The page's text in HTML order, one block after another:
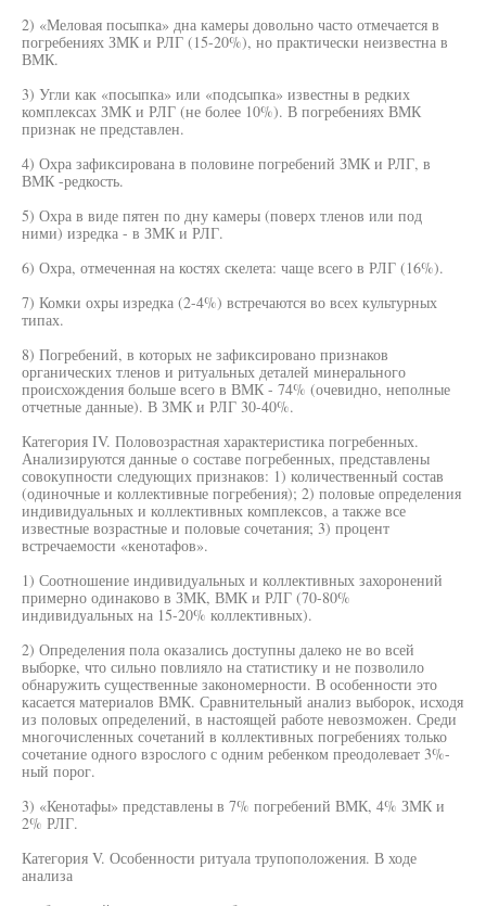
2) «Меловая посыпка» дна камеры довольно часто отмечается в
погребениях ЗМК и РЛГ (15-20%), но практически неизвестна в
ВМК.
3) Угли как «посыпка» или «подсыпка» известны в редких
комплексах ЗМК и РЛГ (не более 10%). В погребениях ВМК
признак не представлен.
4) Охра зафиксирована в половине погребений ЗМК и РЛГ, в
ВМК -редкость.
5) Охра в виде пятен по дну камеры (поверх тленов или под
ними) изредка - в ЗМК и РЛГ.
6) Охра, отмеченная на костях скелета: чаще всего в РЛГ (16%).
7) Комки охры изредка (2-4%) встречаются во всех культурных
типах.
8) Погребений, в которых не зафиксировано признаков
органических тленов и ритуальных деталей минерального
происхождения больше всего в ВМК - 74% (очевидно, неполные
отчетные данные). В ЗМК и РЛГ 30-40%.
Категория IV. Половозрастная характеристика погребенных.
Анализируются данные о составе погребенных, представлены
совокупности следующих признаков: 1) количественный состав
(одиночные и коллективные погребения); 2) половые определения
индивидуальных и коллективных комплексов, а также все
известные возрастные и половые сочетания; 3) процент
встречаемости «кенотафов».
1) Соотношение индивидуальных и коллективных захоронений
примерно одинаково в ЗМК, ВМК и РЛГ (70-80%
индивидуальных на 15-20% коллективных).
2) Определения пола оказались доступны далеко не во всей
выборке, что сильно повлияло на статистику и не позволило
обнаружить существенные закономерности. В особенности это
касается материалов ВМК. Сравнительный анализ выборок, исходя
из половых определений, в настоящей работе невозможен. Среди
многочисленных сочетаний в коллективных погребениях только
сочетание одного взрослого с одним ребенком преодолевает 3%-
ный порог.
3) «Кенотафы» представлены в 7% погребений ВМК, 4% ЗМК и
2% РЛГ.
Категория V. Особенности ритуала трупоположения. В ходе
анализа